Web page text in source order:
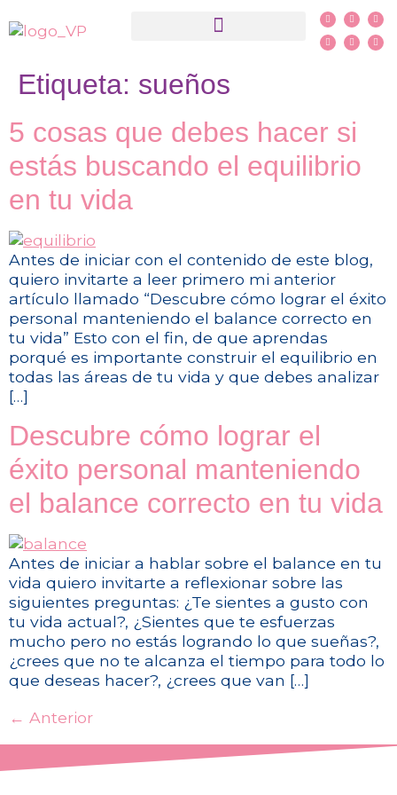
Etiqueta: sueños
5 cosas que debes hacer si
estás buscando el equilibrio
en tu vida
Antes de iniciar con el contenido de este blog,
quiero invitarte a leer primero mi anterior
artículo llamado “Descubre cómo lograr el éxito
personal manteniendo el balance correcto en
tu vida” Esto con el fin, de que aprendas
porqué es importante construir el equilibrio en
todas las áreas de tu vida y que debes analizar
[…]
Descubre cómo lograr el
éxito personal manteniendo
el balance correcto en tu vida
Antes de iniciar a hablar sobre el balance en tu
vida quiero invitarte a reflexionar sobre las
siguientes preguntas: ¿Te sientes a gusto con
tu vida actual?, ¿Sientes que te esfuerzas
mucho pero no estás logrando lo que sueñas?,
¿crees que no te alcanza el tiempo para todo lo
que deseas hacer?, ¿crees que van […]
← Anterior